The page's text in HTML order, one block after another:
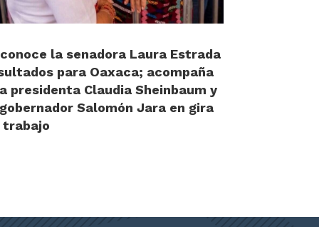
la senadora Laura Estrada
para Oaxaca; acompaña
presidenta Claudia Sheinbaum y
Salomón Jara en gira
trabajo